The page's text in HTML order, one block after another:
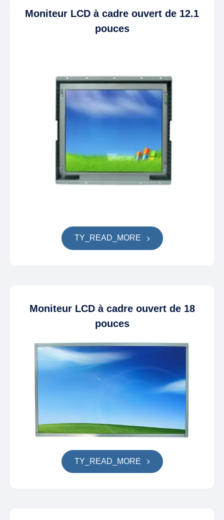
Moniteur LCD à cadre ouvert de 12.1
pouces
TY_READ_MORE
Moniteur LCD à cadre ouvert de 18
pouces
TY_READ_MORE